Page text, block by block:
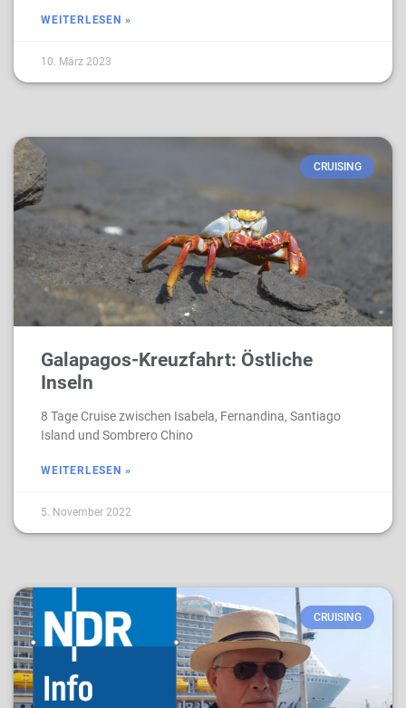
WEITERLESEN »
10. März 2023
CRUISING
Galapagos-Kreuzfahrt: Östliche
Inseln
8 Tage Cruise zwischen Isabela, Fernandina, Santiago
Island und Sombrero Chino
WEITERLESEN »
5. November 2022
CRUISING